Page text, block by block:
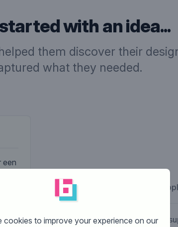
with an idea...
them discover their
what they needed.
een
zijn
What is
How does
cookies to improve your experience on our